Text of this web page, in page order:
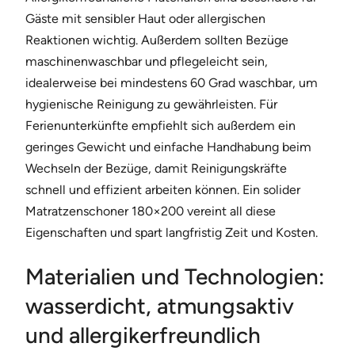
Gäste mit sensibler Haut oder allergischen
Reaktionen wichtig. Außerdem sollten Bezüge
maschinenwaschbar und pflegeleicht sein,
idealerweise bei mindestens 60 Grad waschbar, um
hygienische Reinigung zu gewährleisten. Für
Ferienunterkünfte empfiehlt sich außerdem ein
geringes Gewicht und einfache Handhabung beim
Wechseln der Bezüge, damit Reinigungskräfte
schnell und effizient arbeiten können. Ein solider
Matratzenschoner 180×200 vereint all diese
Eigenschaften und spart langfristig Zeit und Kosten.
Materialien und Technologien:
wasserdicht, atmungsaktiv
und allergikerfreundlich